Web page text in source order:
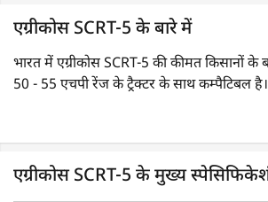
एग्रीकोस SCRT-5 के बारे में
भारत में एग्रीकोस SCRT-5 की कीमत किसानों
50 - 55 एचपी रेंज के ट्रैक्टर के साथ कम्पैटिबल है।
ट्रैक्टर इम्प्लीमेंट है, जो मिट्टी को प्रभावी ढंग से
बुवाई या फसल बोने से पहले भूमि तैयार करने के
जाता है। यह जुताई इम्प्लीमेंट मिट्टी के ढेले को
उचित प्रवेश सुनिश्चित करता है। यह एक बढ़िया
एग्रीकोस SCRT-5 के मुख्य